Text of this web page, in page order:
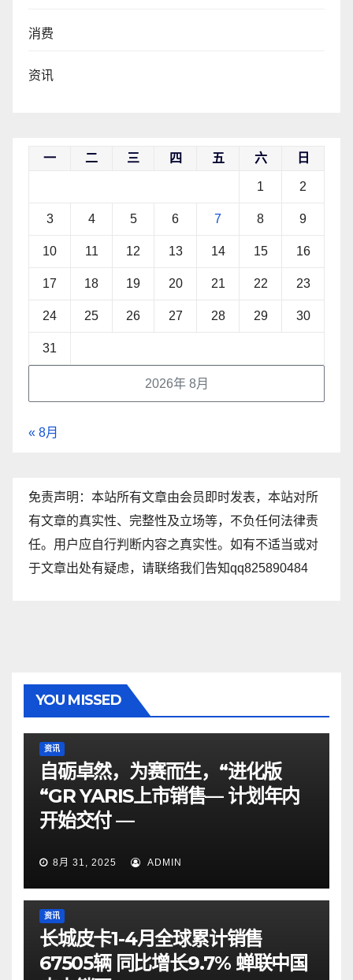
消费
资讯
2026年 8月
一 二 三 四 五 六 日
1 2
3 4 5 6 7 8 9
10 11 12 13 14 15 16
17 18 19 20 21 22 23
24 25 26 27 28 29 30
31
« 8月
免责声明：本站所有文章由会员即时发表，本站对所
有文章的真实性、完整性及立场等，不负任何法律责
任。用户应自行判断内容之真实性。如有不适当或对
于文章出处有疑虑，请联络我们告知qq825890484
YOU MISSED
资讯
自砺卓然，为赛而生，“进化版
“GR YARIS上市销售— 计划年内
开始交付 —
8月 31, 2025 ADMIN
资讯
长城皮卡1-4月全球累计销售
67505辆 同比增长9.7% 蝉联中国